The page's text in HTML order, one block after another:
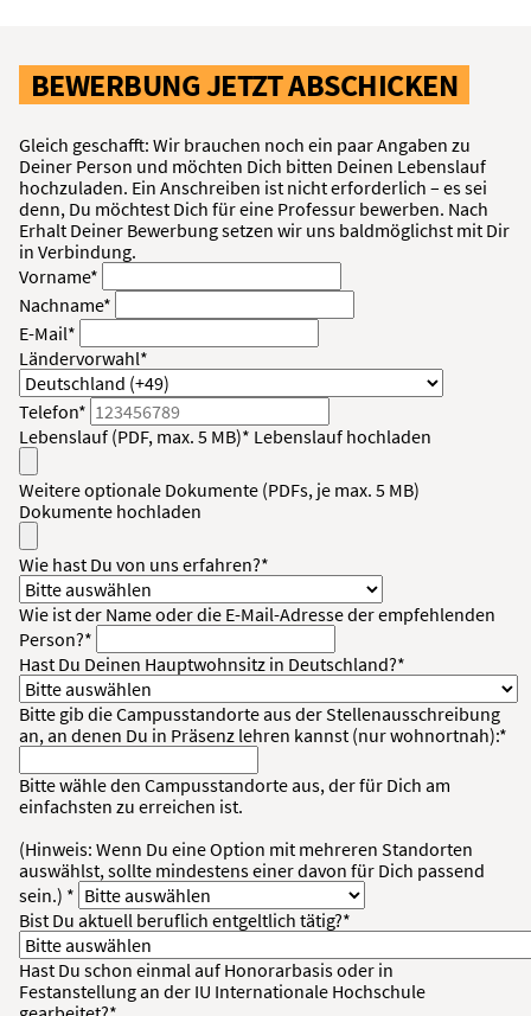
BEWERBUNG JETZT ABSCHICKEN
Gleich geschafft: Wir brauchen noch ein paar Angaben zu
Deiner Person und möchten Dich bitten Deinen Lebenslauf
hochzuladen. Ein Anschreiben ist nicht erforderlich – es sei
denn, Du möchtest Dich für eine Professur bewerben. Nach
Erhalt Deiner Bewerbung setzen wir uns baldmöglichst mit Dir
in Verbindung.
Vorname*
Nachname*
E-Mail*
Ländervorwahl*
Telefon*
Lebenslauf (PDF, max. 5 MB)* Lebenslauf hochladen
Weitere optionale Dokumente (PDFs, je max. 5 MB)
Dokumente hochladen
Wie hast Du von uns erfahren?*
Wie ist der Name oder die E-Mail-Adresse der empfehlenden
Person?*
Hast Du Deinen Hauptwohnsitz in Deutschland?*
Bitte gib die Campusstandorte aus der Stellenausschreibung
an, an denen Du in Präsenz lehren kannst (nur wohnortnah):*
Bitte wähle den Campusstandorte aus, der für Dich am
einfachsten zu erreichen ist.
(Hinweis: Wenn Du eine Option mit mehreren Standorten
auswählst, sollte mindestens einer davon für Dich passend
sein.) *
Bist Du aktuell beruflich entgeltlich tätig?*
Hast Du schon einmal auf Honorarbasis oder in
Festanstellung an der IU Internationale Hochschule